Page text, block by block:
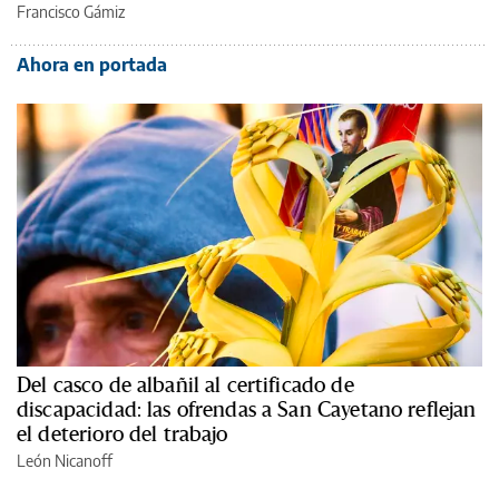
Francisco Gámiz
Ahora en portada
Del casco de albañil al certificado de
discapacidad: las ofrendas a San Cayetano reflejan
el deterioro del trabajo
León Nicanoff